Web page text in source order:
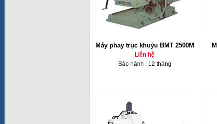
Máy phay trục khuỷu BMT 2500M
Liên hệ
Bảo hành : 12 tháng